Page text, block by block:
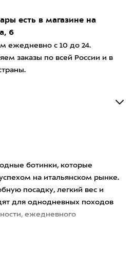
есть в магазине на
6
ежедневно с 10 до 24.
заказы по всей России и в
ботинки, которые
на итальянском рынке.
посадку, легкий вес и
для однодневных походов
ежедневного